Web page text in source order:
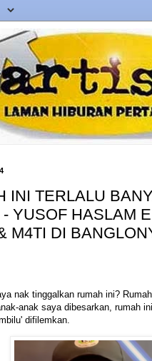
INI TERLALU
- YUSOF HASLAM
M4TI DI
nak tinggalkan rumah ini?
anak saya dibesarkan, rumah
difilemkan.